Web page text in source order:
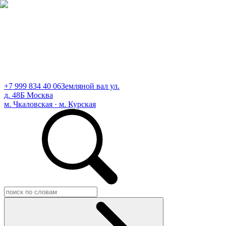
+7 999 834 40 06Земляной вал ул.
д. 48Б Москва
м. Чкаловская · м. Курская